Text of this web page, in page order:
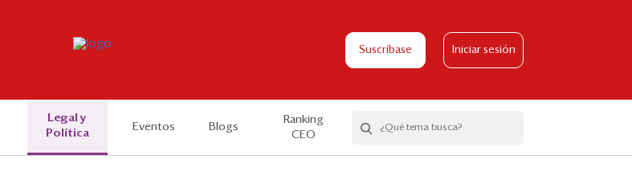
Suscríbase Iniciar sesión
Legal y
Política
Eventos Blogs
Ranking
CEO